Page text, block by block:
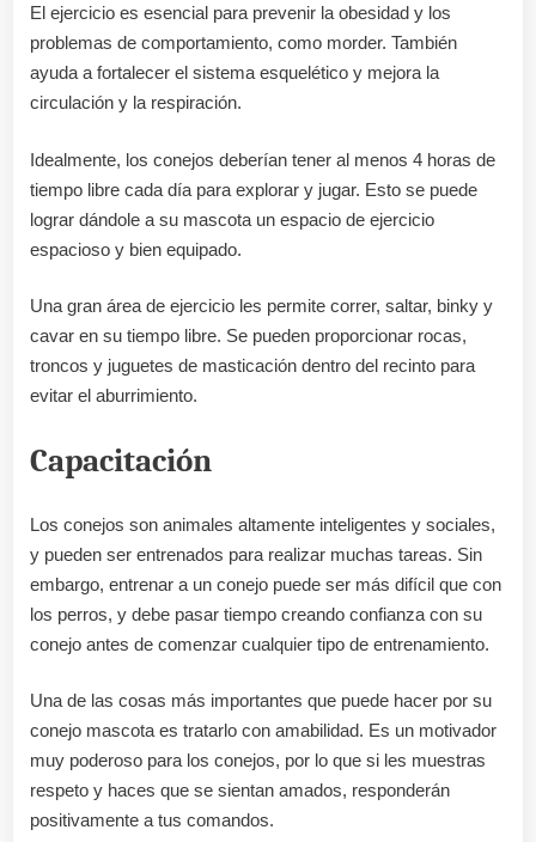
El ejercicio es esencial para prevenir la obesidad y los
problemas de comportamiento, como morder. También
ayuda a fortalecer el sistema esquelético y mejora la
circulación y la respiración.
Idealmente, los conejos deberían tener al menos 4 horas de
tiempo libre cada día para explorar y jugar. Esto se puede
lograr dándole a su mascota un espacio de ejercicio
espacioso y bien equipado.
Una gran área de ejercicio les permite correr, saltar, binky y
cavar en su tiempo libre. Se pueden proporcionar rocas,
troncos y juguetes de masticación dentro del recinto para
evitar el aburrimiento.
Capacitación
Los conejos son animales altamente inteligentes y sociales,
y pueden ser entrenados para realizar muchas tareas. Sin
embargo, entrenar a un conejo puede ser más difícil que con
los perros, y debe pasar tiempo creando confianza con su
conejo antes de comenzar cualquier tipo de entrenamiento.
Una de las cosas más importantes que puede hacer por su
conejo mascota es tratarlo con amabilidad. Es un motivador
muy poderoso para los conejos, por lo que si les muestras
respeto y haces que se sientan amados, responderán
positivamente a tus comandos.